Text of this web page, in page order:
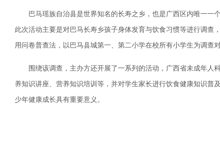
巴马瑶族自治县是世界知名的长寿之乡，也是广西区内唯一一
此次活动主要是对巴马长寿乡孩子身体发育与饮食习惯等进行调
用问卷普查法，以巴马县城第一、第二小学在校所有小学生为调查
围绕该调查，主办方还开展了一系列的活动，广西省未成年人
养知识讲座、营养知识培训等，并对学生家长进行饮食健康知识
少年健康成长具有重要意义。